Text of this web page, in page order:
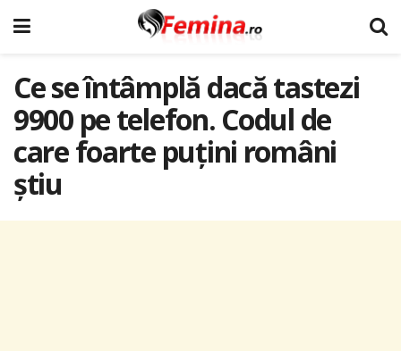
Ce se întâmplă dacă tastezi
9900 pe telefon. Codul de
care foarte puțini români
știu